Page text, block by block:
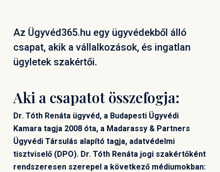
Az Ügyvéd365.hu egy ügyvédekből álló
csapat, akik a vállalkozások, és ingatlan
ügyletek szakértői.
Aki a csapatot összefogja:
Dr. Tóth Renáta ügyvéd, a Budapesti Ügyvédi
Kamara tagja 2008 óta, a Madarassy & Partners
Ügyvédi Társulás alapító tagja, adatvédelmi
tisztviselő (DPO). Dr. Tóth Renáta jogi szakértőként
rendszeresen szerepel a következő médiumokban: